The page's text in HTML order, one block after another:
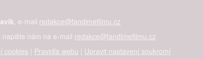
, e-mail redakce@fandimefilmu.cz
nám na e-mail redakce@fandimefilmu.cz
cookies | Pravidla webu | Upravit nastavení soukromí